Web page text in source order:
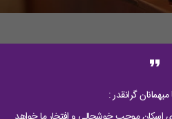
format_quote
گرانقدر :